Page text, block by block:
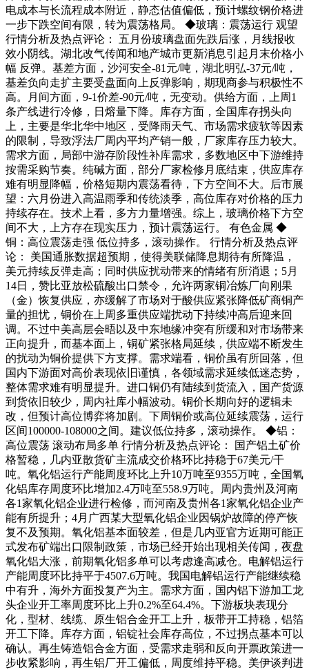
电成本与长流程成本附近，静态估值偏低，预计螺纹钢价格进
一步下跌空间有限，转为震荡格局。 ◆玻璃：震荡运行 观望
行情分析及热点评论： 五月份玻璃盘面先跌后涨，月线报收
效小阴线。湖北改气传闻和地产城市更新消息引起月末价格小
幅 反弹。基差方面，沙河安全-81元/吨，湖北明弘-37元/吨，
基差负向走扩主要受盘面向上反弹影响，期现商参与积极性不
高。月间方面，9-1价差-90元/吨，无变动。供给方面，上周1
条产线进行冷修，日熔量下降。库存方面，全国库存拐头向
上，主要是华北华中地区，受降雨天气、市场需求疲软等因素
的限制，导致浮法厂周内平均产销一般，厂家库存压力较大。
需求方面，局部中游存阶段性补库需求，多数地区中下游维持
按需采购节奏。纯碱方面，部分厂家检修月底结束，供应库存
难有明显降幅，价格短期内震荡看待，下方空间不大。后市展
望：六月份进入高温雨季和传统淡季，高位库存对价格的压力
持续存在。技术上看，多方力量增强。综上，玻璃价格下方空
间不大，上方存在现实压力，预计震荡运行。 有色金属 ◆
铜：高位震荡走强 低位持多，滚动操作。 行情分析及热点评
论： 美国通胀数据超预期，使得美联储降息期待有所降温，
美元持续反弹走高；同时供应扰动带来的情绪有所消退；5月
14日，赞比亚放松硫酸出口禁令，允许两家铜冶炼厂向刚果
（金）恢复供应，亦缓解了市场对于酸供应紧张降低矿商铜产
量的担忧，铜价在上周多重供应端扰动下持续冲高后迎来回
调。不过中美高层会晤以及中东地缘冲突有所缓和对市场带来
正向提升，而基本面上，铜矿紧张格局延续，供应端不断发生
的扰动为铜价提供下方支撑。需求端看，铜价虽有所回落，但
国内下游面对高价表现依旧谨慎，各领域需求延续低迷态势，
整体需求难有明显提升。进口铜仍有陆续到货流入，国产货源
到货依旧较少，周内社库小幅波动。铜价长期向好的逻辑未
改，但预计高位博弈将加剧。下周铜价或高位延续震荡，运行
区间100000-108000之间。建议低位持多，滚动操作。 ◆铝：
高位震荡 滚动布局多单 行情分析及热点评论： 国产铝土矿价
格暂稳，几内亚散货矿主流成交价格环比持稳于67美元/干
吨。氧化铝运行产能周度环比上升10万吨至9355万吨，全国氧
化铝库存周度环比增加2.4万吨至558.9万吨。周内贵州及河南
各1家氧化铝企业进行检修，而河南及贵州各1家氧化铝企业产
能有所提升；4月广西某大型氧化铝企业因锅炉故障的停产恢
复不及预期。氧化铝基本面较差，但是几内亚官方近期可能正
式发布矿端出口限制政策，市场已经开始出现相关传闻，夜盘
氧化铝大涨，前期氧化铝多单可以考虑逢高减仓。电解铝运行
产能周度环比持平于4507.6万吨。我国电解铝运行产能继续稳
中有升，海外方面投复产为主。需求方面，国内铝下游加工龙
头企业开工率周度环比上升0.2%至64.4%。下游板块表现分
化，型材、线缆、原生铝合金开工上升，板带开工持稳，铝箔
开工下降。库存方面，铝锭社会库存高位，不过拐点基本可以
确认。再生铸造铝合金方面，受需求走弱和反向开票政策进一
步收紧影响，再生铝厂开工偏低，周度维持平稳。美伊谈判进